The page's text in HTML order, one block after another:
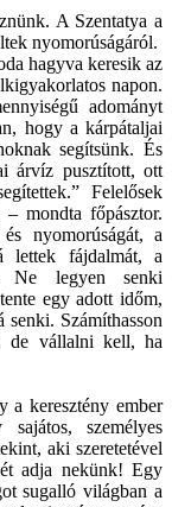
A Szentatya a
nyomorúságáról.
hagyva keresik az
napon.
adományt
hogy a kárpátaljai
segítsünk. És
árvíz pusztított, ott
Felelősek
mondta főpásztor.
nyomorúságát, a
lettek fájdalmát, a
Ne legyen senki
egy adott időm,
Számíthasson
de vállalni kell, ha
a keresztény ember
személyes
aki szeretetével
adja nekünk! Egy
sugalló világban a